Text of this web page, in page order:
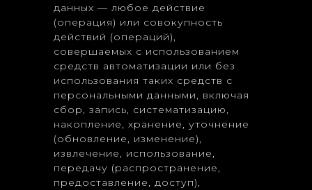
данных — любое действие
(операция) или совокупность
действий (операций),
совершаемых с использованием
средств автоматизации или без
использования таких средств с
персональными данными, включая
сбор, запись, систематизацию,
накопление, хранение, уточнение
(обновление, изменение),
извлечение, использование,
передачу (распространение,
предоставление, доступ),